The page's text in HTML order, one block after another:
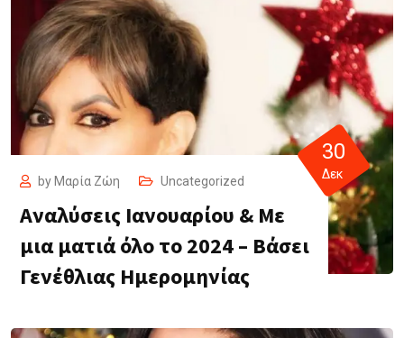
by Μαρία Ζώη Uncategorized
Αναλύσεις Ιανουαρίου & Με
μια ματιά όλο το 2024 – Βάσει
Γενέθλιας Ημερομηνίας
30
Δεκ